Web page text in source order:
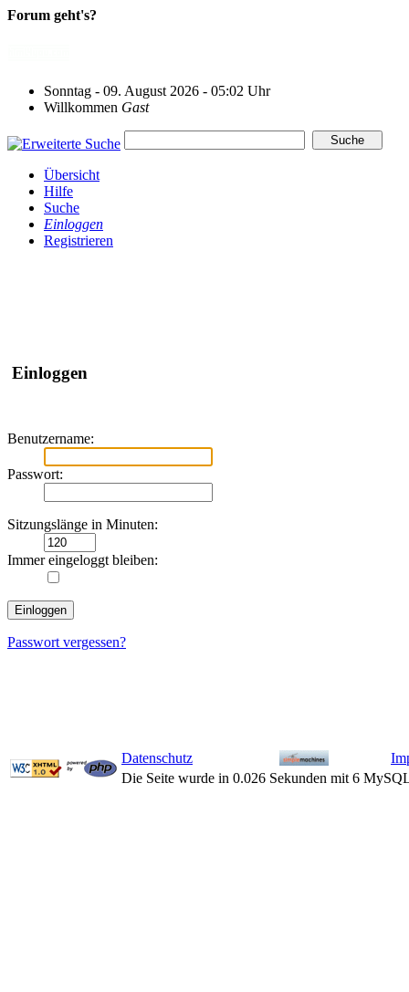
Forum geht's?
Sonntag - 09. August 2026 - 05:02 Uhr
Willkommen Gast
Übersicht
Hilfe
Suche
Einloggen
Registrieren
Einloggen
Benutzername:
Passwort:
Sitzungslänge in Minuten:
Immer eingeloggt bleiben:
Passwort vergessen?
Datenschutz
Die Seite wurde in 0.026 Sekunden mit 6